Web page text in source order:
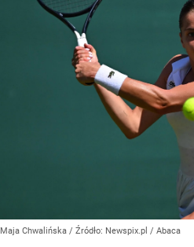
Maja Chwalińska / Źródło: Newspix.pl / Abaca